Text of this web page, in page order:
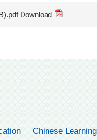
Download
Chinese Learning